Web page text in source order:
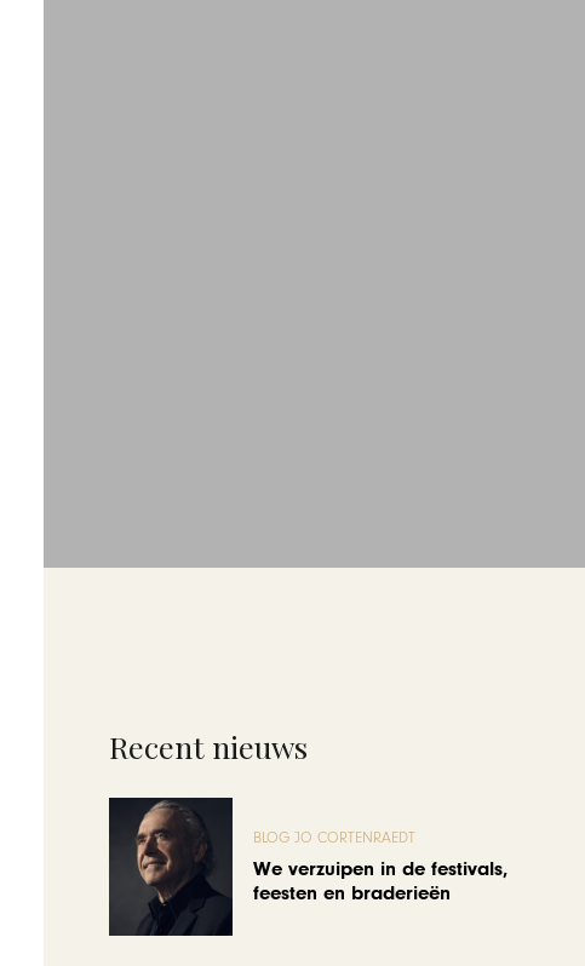
Recent nieuws
BLOG JO CORTENRAEDT
We verzuipen in de festivals,
feesten en braderieën